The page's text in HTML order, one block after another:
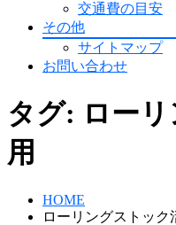
交通費の目安
その他
サイトマップ
お問い合わせ
タグ: ロー
用
HOME
ローリングストック